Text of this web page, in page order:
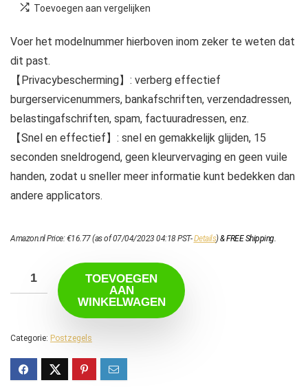
Toevoegen aan vergelijken
Voer het modelnummer hierboven inom zeker te weten dat
dit past.
【Privacybescherming】: verberg effectief
burgerservicenummers, bankafschriften, verzendadressen,
belastingafschriften, spam, factuuradressen, enz.
【Snel en effectief】: snel en gemakkelijk glijden, 15
seconden sneldrogend, geen kleurvervaging en geen vuile
handen, zodat u sneller meer informatie kunt bedekken dan
andere applicators.
Amazon.nl Price:€16.77(as of 07/04/2023 04:18 PST-Details)&FREE Shipping.
TOEVOEGEN
AAN
WINKELWAGEN
Categorie: Postzegels